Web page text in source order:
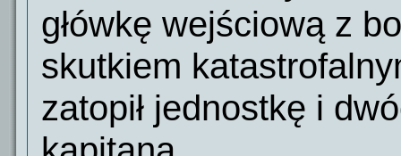
główkę wejściową z
skutkiem
zatopił jednostkę i